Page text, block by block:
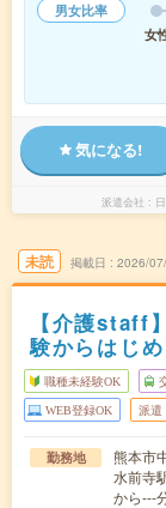
男女比率
女
気になる!
派遣会社
未読 掲載日 2026/
【介護staff
験からはじ
職種未経験OK
WEB登録OK 派遣
勤務地
熊本市
水前寺
から---